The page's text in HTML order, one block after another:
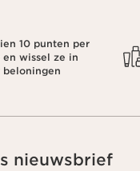
10 punten per
en wissel ze in
beloningen
nieuwsbrief